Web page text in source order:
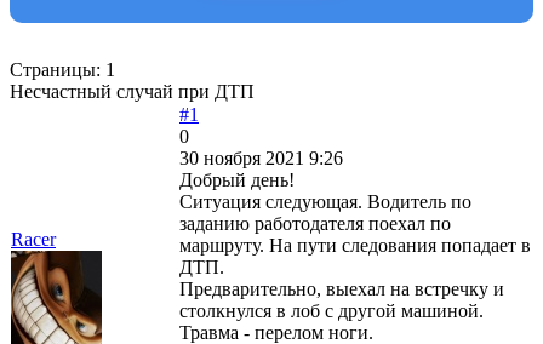
Страницы: 1
Несчастный случай при ДТП
Racer
#1
0
30 ноября 2021 9:26
Добрый день!
Ситуация следующая. Водитель по
заданию работодателя поехал по
маршруту. На пути следования попадает в
ДТП.
Предварительно, выехал на встречку и
столкнулся в лоб с другой машиной.
Травма - перелом ноги.